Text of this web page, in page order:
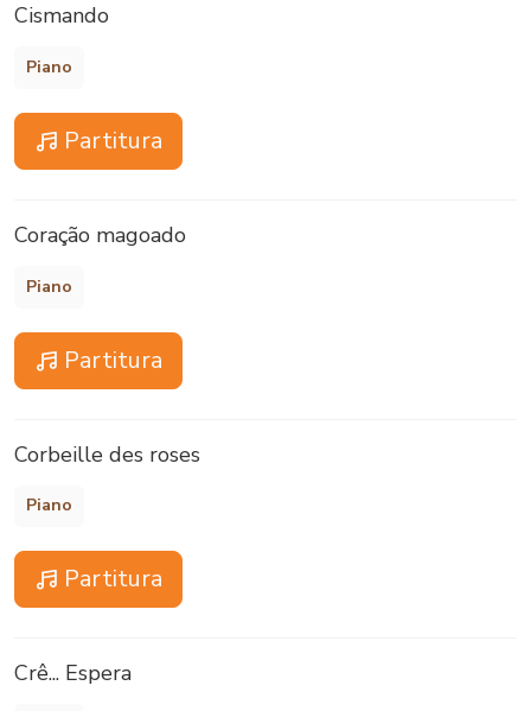
Cismando
Piano
Partitura
Coração magoado
Piano
Partitura
Corbeille des roses
Piano
Partitura
Crê... Espera